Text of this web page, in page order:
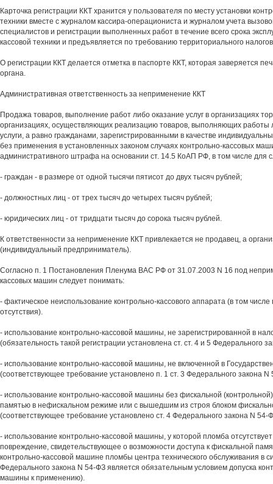
Карточка регистрации ККТ хранится у пользователя по месту установки
техники вместе с журналом кассира-операциониста и журналом учета
специалистов и регистрации выполненных работ в течение всего срока
кассовой техники и предъявляется по требованию территориального
О регистрации ККТ делается отметка в паспорте ККТ, которая заверяется
органа.
Административная ответственность за неприменение ККТ
Продажа товаров, выполнение работ либо оказание услуг в организациях
организациях, осуществляющих реализацию товаров, выполняющих работы
услуги, а равно гражданами, зарегистрированными в качестве
без применения в установленных законом случаях контрольно-кассовых
административного штрафа на основании ст. 14.5 КоАП РФ, в том числе для
- граждан - в размере от одной тысячи пятисот до двух тысяч рублей;
- должностных лиц - от трех тысяч до четырех тысяч рублей;
- юридических лиц - от тридцати тысяч до сорока тысяч рублей.
К ответственности за неприменение ККТ привлекается не продавец, а
(индивидуальный предприниматель).
Согласно п. 1 Постановления Пленума ВАС РФ от 31.07.2003 N 16 под
кассовых машин следует понимать:
- фактическое неиспользование контрольно-кассового аппарата (в том числе
отсутствия).
- использование контрольно-кассовой машины, не зарегистрированной в
(обязательность такой регистрации установлена ст. ст. 4 и 5 Федерального
- использование контрольно-кассовой машины, не включенной в
(соответствующее требование установлено п. 1 ст. 3 Федерального закона N
- использование контрольно-кассовой машины без фискальной
памятью в нефискальном режиме или с вышедшим из строя блоком
(соответствующее требование установлено ст. 4 Федерального закона N 54-
- использование контрольно-кассовой машины, у которой пломба
повреждение, свидетельствующее о возможности доступа к фискальной
контрольно-кассовой машине пломбы центра технического обслуживания в
Федерального закона N 54-ФЗ является обязательным условием допуска
машины к применению).